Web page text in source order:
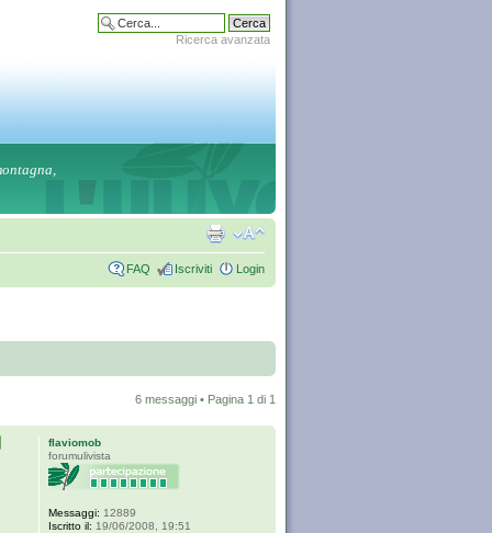
Ricerca avanzata
FAQ Iscriviti Login
6 messaggi • Pagina 1 di 1
flaviomob
forumulivista
Messaggi: 12889
Iscritto il: 19/06/2008, 19:51